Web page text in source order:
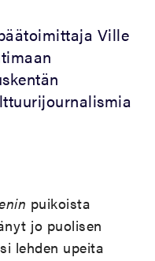
Ville
puikoista
jo puolisen
lehden upeita